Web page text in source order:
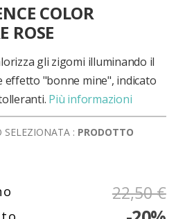
COLOR
ROSE
gli zigomi illuminando il
effetto "bonne mine", indicato
Più informazioni
: PRODOTTO
22,50 €